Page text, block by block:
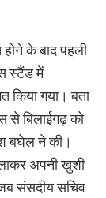
होने के बाद पहली
स्टैंड में
किया गया। बता
से बिलाईगढ़ को
बघेल ने की।
अपनी खुशी
जब संसदीय सचिव